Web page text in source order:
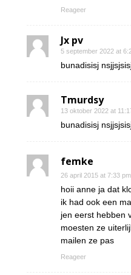
Reageer
Jx pv
5 september 2022 at
bunadisisj
Tmurdsy
13 oktober 2022 at
bunadisisj
femke
26 april 2015 at 7:33 pm
hoii anne ja dat
ik had ook een
jen eerst hebben
moesten ze
mailen ze pas
Reageer